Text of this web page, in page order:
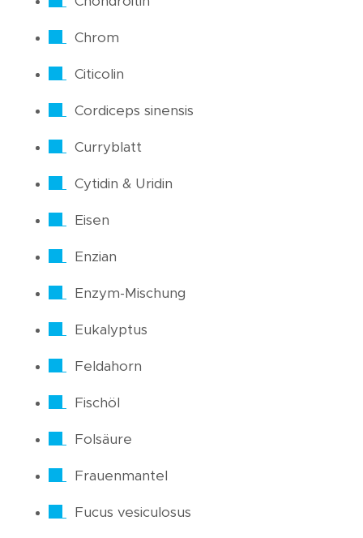
Chrom
Citicolin
Cordiceps sinensis
Curryblatt
Cytidin & Uridin
Eisen
Enzian
Enzym-Mischung
Eukalyptus
Feldahorn
Fischöl
Folsäure
Frauenmantel
Fucus vesiculosus